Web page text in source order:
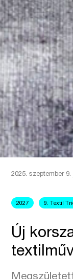
2025. szeptember 9.
2027 9. Textil
Új